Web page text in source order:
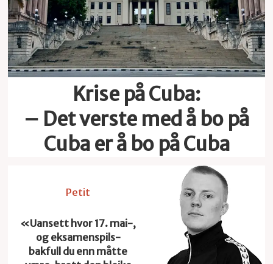
Krise på Cuba:
– Det verste med å bo på
Cuba er å bo på Cuba
Petit
«Uansett hvor 17. mai-,
og eksamenspils-
bakfull du enn måtte